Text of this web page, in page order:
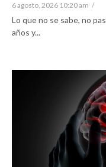
6 agosto, 2026 10:20 am /
Lo que no se sabe, no
años y...